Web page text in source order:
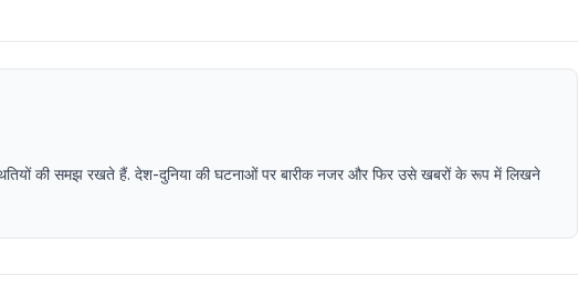
की समझ रखते हैं. देश-दुनिया की घटनाओं पर बारीक नजर और फिर उसे खबरों के रूप में लिखने